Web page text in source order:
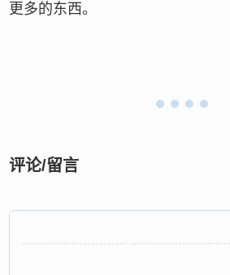
更多的东西。
评论/留言